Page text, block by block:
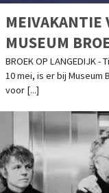
MEIVAKANTIE
MUSEUM
BIJZONDERE
BROEK OP LANGEDIJK
10 mei, is er bij Museum
voor [...]